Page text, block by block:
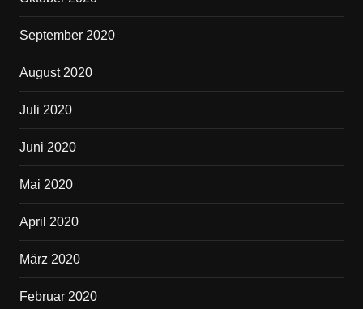
September 2020
August 2020
Juli 2020
Juni 2020
Mai 2020
April 2020
März 2020
Februar 2020